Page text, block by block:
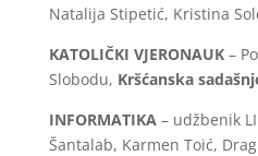
Natalija Stipetić, Kristina
KATOLIČKI VJERONAUK–
Slobodu, Kršćanska
INFORMATIKA – udžbenik
Šantalab, Karmen Toić,